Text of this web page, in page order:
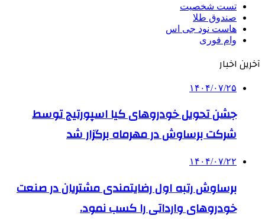
تست شخصیت
صندوق طلا
هاست نود جی اس
وام فوری
آخرین اخبار
۱۴۰۴/۰۷/۲۵
جشن تحویل خودروهای کیا اسپورتیج توسط
شرکت برساوش در مهرماه برگزار شد
۱۴۰۴/۰۷/۲۲
برساوش رتبه اول رضایتمندی مشتریان در صنعت
خودروهای وارداتی را کسب نمود.